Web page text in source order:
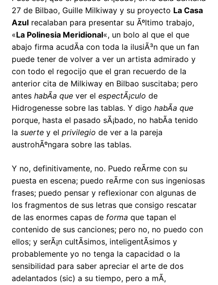
27 de Bilbao, Guille Milkiway y su proyecto La Casa
Azul recalaban para presentar su Ãºltimo trabajo,
«La Polinesia Meridional«, un bolo al que el que
abajo firma acudÃ­a con toda la ilusiÃ³n que un fan
puede tener de volver a ver un artista admirado y
con todo el regocijo que el gran recuerdo de la
anterior cita de Milkiway en Bilbao suscitaba; pero
antes habÃ­a que ver el espectÃ¡culo de
Hidrogenesse sobre las tablas. Y digo habÃ­a que
porque, hasta el pasado sÃ¡bado, no habÃ­a tenido
la suerte y el privilegio de ver a la pareja
austrohÃºngara sobre las tablas.
Y no, definitivamente, no. Puedo reÃ­rme con su
puesta en escena; puedo reÃ­rme con sus ingeniosas
frases; puedo pensar y reflexionar con algunas de
los fragmentos de sus letras que consigo rescatar
de las enormes capas de forma que tapan el
contenido de sus canciones; pero no, no puedo con
ellos; y serÃ¡n cultÃ­simos, inteligentÃ­simos y
probablemente yo no tenga la capacidad o la
sensibilidad para saber apreciar el arte de dos
adelantados (sic) a su tiempo, pero a mÃ­,